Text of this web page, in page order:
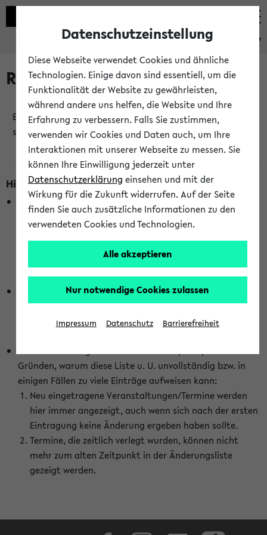
eKVV
Raumänderungen
Es wurden keine Raumänderungen an jetzt
stattfindenden Veranstaltungen gefunden!
Hinweise zur Liste der Raumänderungen
In dieser Liste werden nur Veranstaltungstermine
berücksichtigt, die gerade oder innerhalb der nächsten 2
Stunden stattfinden. Berücksichtigt werden nur Termine,
wurden. Die Anzeige ist semesterübergreifend und nicht
abhängig vom im eKVV gewählten Semester.
Die hier gezeigte Liste von Raumänderungen kann nur
vollständig sein, wenn den Fakultäten von den Lehrenden
die Änderungen zeitnah mitgeteilt und diese Änderungen
Gründen, warum diese Liste u. U. unvollständig bzw. in
einigen Fällen zu viele Einträge aufweisen kann:
Neu eingetragene Veranstaltungen/Termine werden
hier immer angezeigt, auch wenn sich nach der ersten
Eintragung keine Änderung ergeben haben sollte.
Termine, die zeitlich verlegt wurden, können nicht
mehr zum alten Zeitpunkt in der Änderungsliste
gezeigt werden.
Datenschutzeinstellung
Diese Webseite verwendet Cookies und ähnliche
Technologien. Einige davon sind essentiell, um die
Funktionalität der Website zu gewährleisten,
während andere uns helfen, die Website und Ihre
Erfahrung zu verbessern. Falls Sie zustimmen,
verwenden wir Cookies und Daten auch, um Ihre
Interaktionen mit unserer Webseite zu messen. Sie
können Ihre Einwilligung jederzeit unter
Datenschutzerklärung einsehen und mit der
Wirkung für die Zukunft widerrufen. Auf der Seite
finden Sie auch zusätzliche Informationen zu den
verwendeten Cookies und Technologien.
Alle akzeptieren
Nur notwendige Cookies zulassen
Impressum Datenschutz Barrierefreiheit